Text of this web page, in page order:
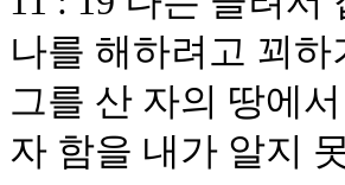
나를 해하려고 꾀
그를 산 자의 땅에
자 함을 내가 알지